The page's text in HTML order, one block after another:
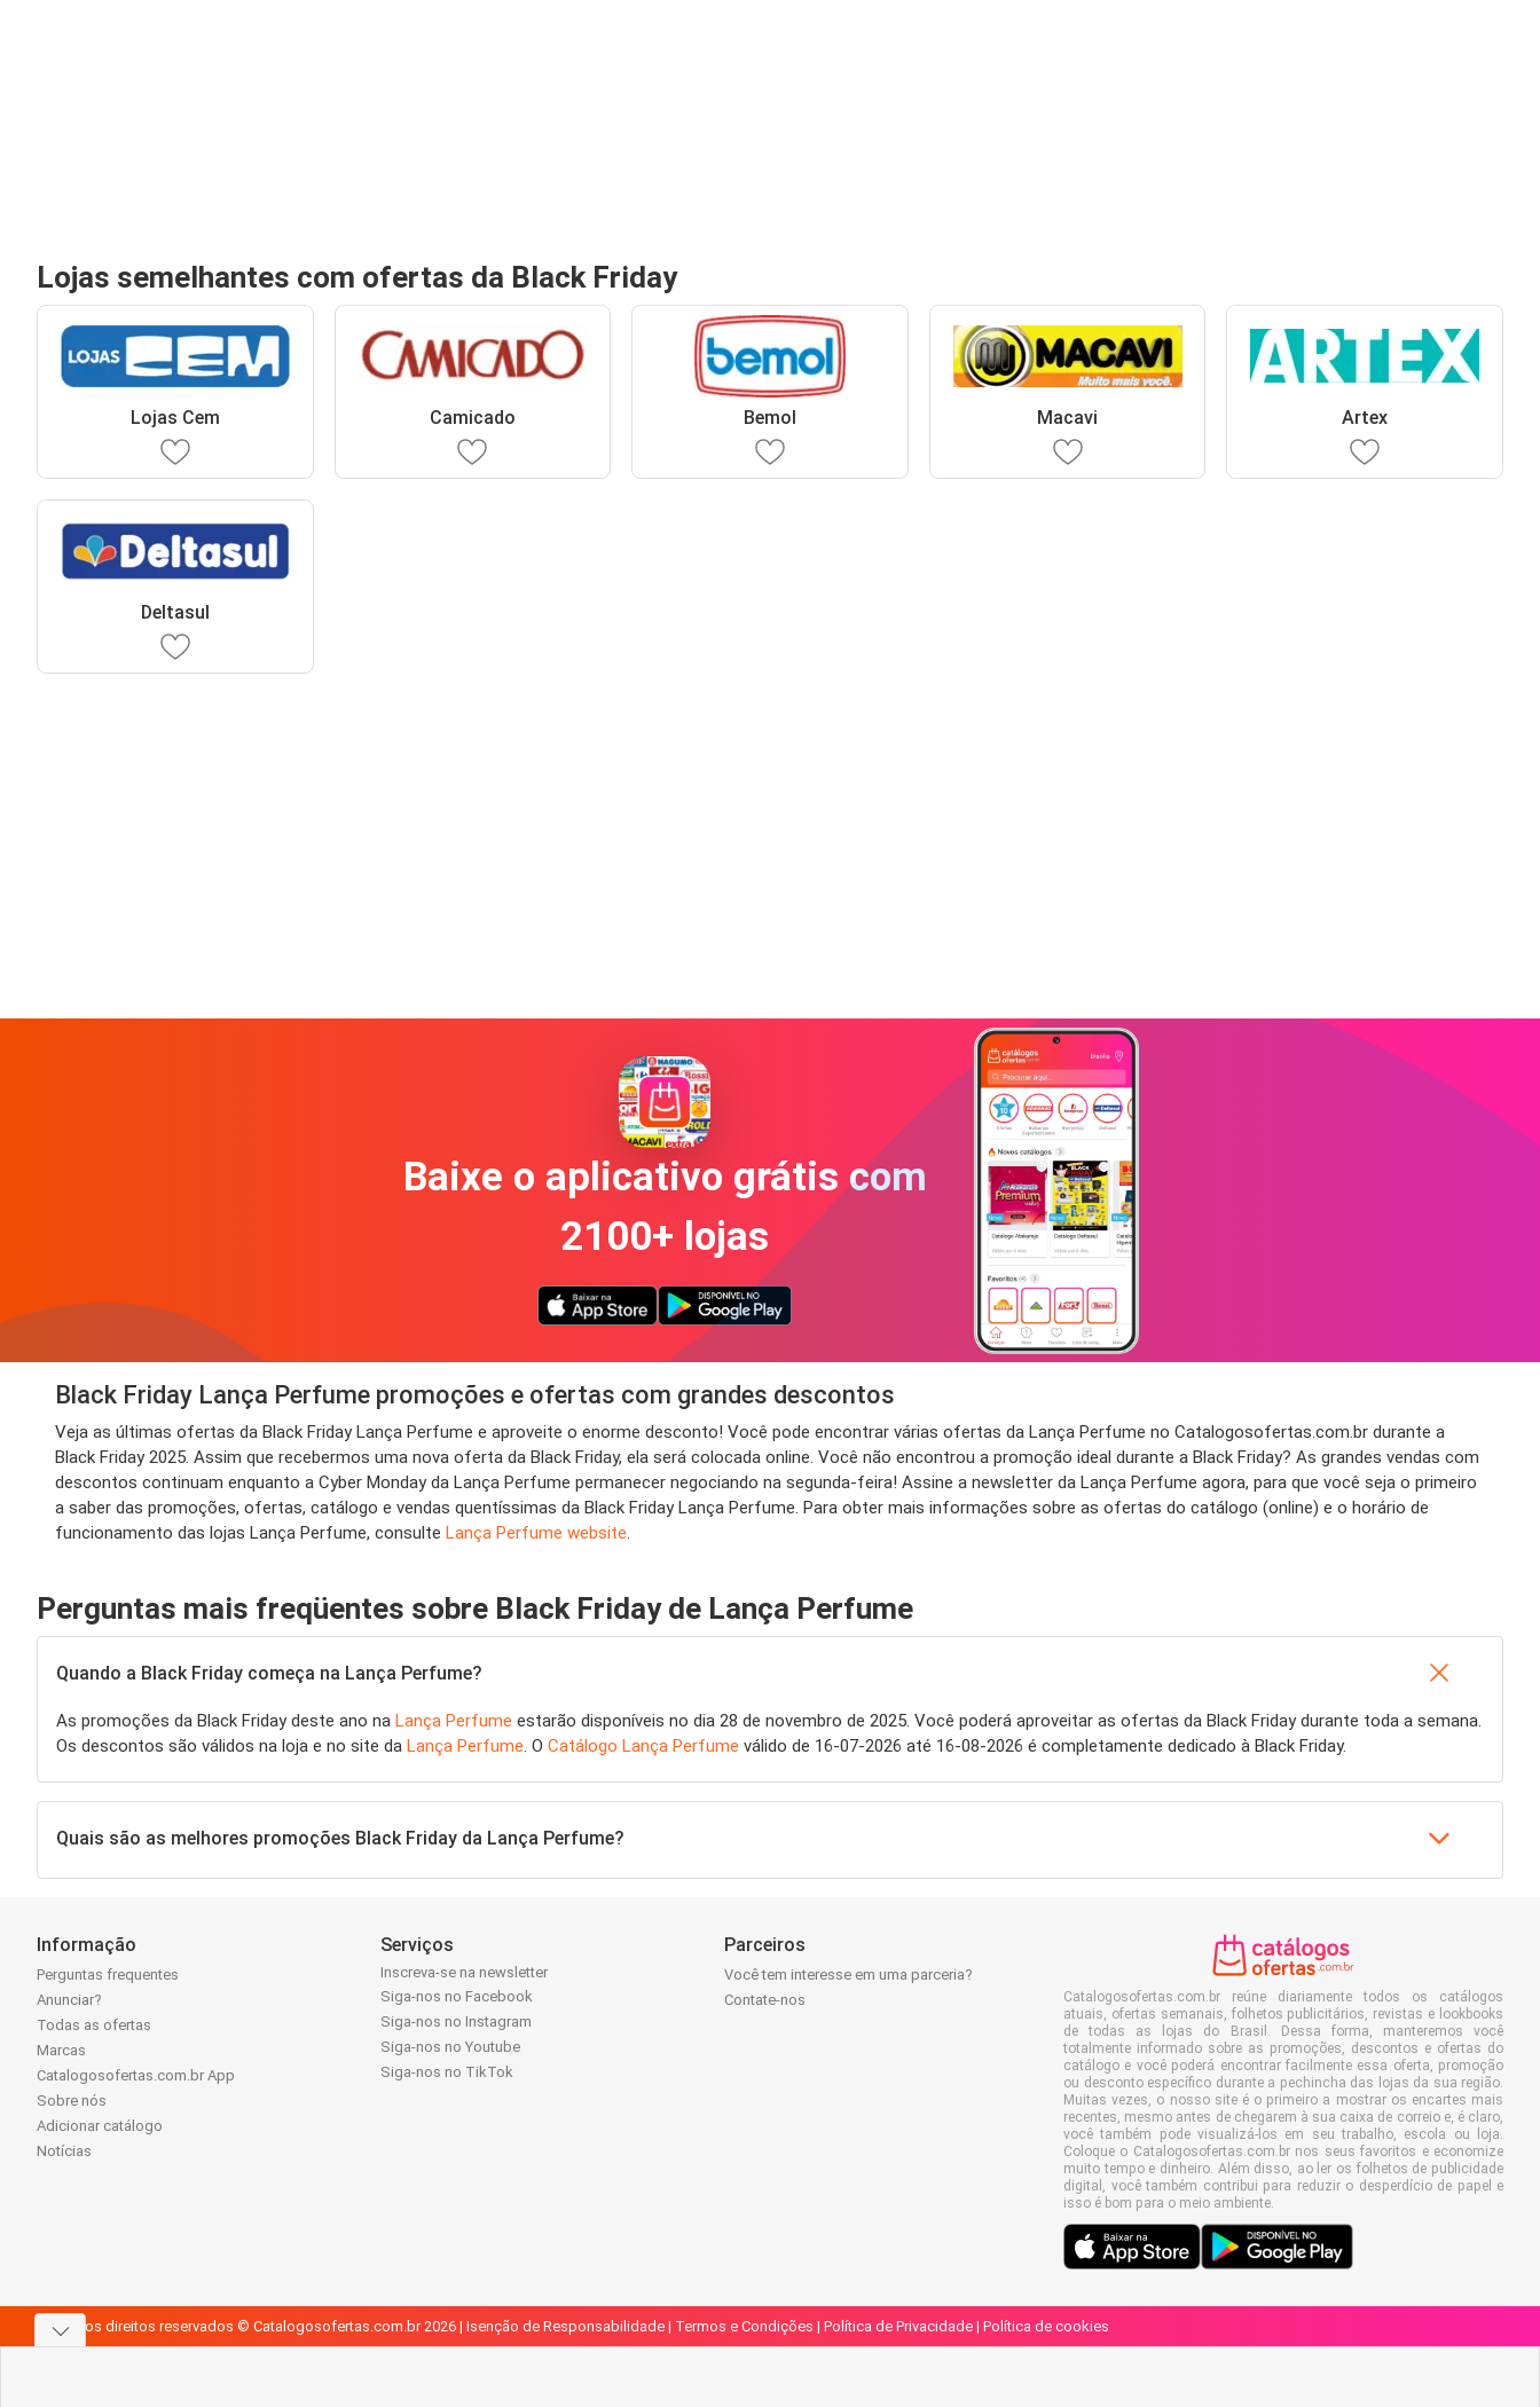
Lojas semelhantes com ofertas da Black Friday
Lojas Cem Camicado Bemol Macavi Artex
Deltasul
Baixe o aplicativo grátis com
2100+ lojas
Black Friday Lança Perfume promoções e ofertas com grandes descontos
Veja as últimas ofertas da Black Friday Lança Perfume e aproveite o enorme desconto! Você pode encontrar várias ofertas da Lança Perfume no Catalogosofertas.com.br durante a
Black Friday 2025. Assim que recebermos uma nova oferta da Black Friday, ela será colocada online. Você não encontrou a promoção ideal durante a Black Friday? As grandes vendas com
descontos continuam enquanto a Cyber Monday da Lança Perfume permanecer negociando na segunda-feira! Assine a newsletter da Lança Perfume agora, para que você seja o primeiro
a saber das promoções, ofertas, catálogo e vendas quentíssimas da Black Friday Lança Perfume. Para obter mais informações sobre as ofertas do catálogo (online) e o horário de
funcionamento das lojas Lança Perfume, consulte Lança Perfume website.
Perguntas mais freqüentes sobre Black Friday de Lança Perfume
Quando a Black Friday começa na Lança Perfume?
As promoções da Black Friday deste ano na Lança Perfume estarão disponíveis no dia 28 de novembro de 2025. Você poderá aproveitar as ofertas da Black Friday durante toda a semana.
Os descontos são válidos na loja e no site da Lança Perfume. O Catálogo Lança Perfume válido de 16-07-2026 até 16-08-2026 é completamente dedicado à Black Friday.
Quais são as melhores promoções Black Friday da Lança Perfume?
Informação
Perguntas frequentes
Anunciar?
Todas as ofertas
Marcas
Catalogosofertas.com.br App
Sobre nós
Adicionar catálogo
Notícias
Serviços
Inscreva-se na newsletter
Siga-nos no Facebook
Siga-nos no Instagram
Siga-nos no Youtube
Siga-nos no TikTok
Parceiros
Você tem interesse em uma parceria?
Contate-nos
Catalogosofertas.com.br reúne diariamente todos os catálogos
atuais, ofertas semanais, folhetos publicitários, revistas e lookbooks
de todas as lojas do Brasil. Dessa forma, manteremos você
totalmente informado sobre as promoções, descontos e ofertas do
catálogo e você poderá encontrar facilmente essa oferta, promoção
ou desconto específico durante a pechincha das lojas da sua região.
Muitas vezes, o nosso site é o primeiro a mostrar os encartes mais
recentes, mesmo antes de chegarem à sua caixa de correio e, é claro,
você também pode visualizá-los em seu trabalho, escola ou loja.
Coloque o Catalogosofertas.com.br nos seus favoritos e economize
muito tempo e dinheiro. Além disso, ao ler os folhetos de publicidade
digital, você também contribui para reduzir o desperdício de papel e
isso é bom para o meio ambiente.
Todos os direitos reservados © Catalogosofertas.com.br 2026 | Isenção de Responsabilidade | Termos e Condições | Política de Privacidade | Política de cookies